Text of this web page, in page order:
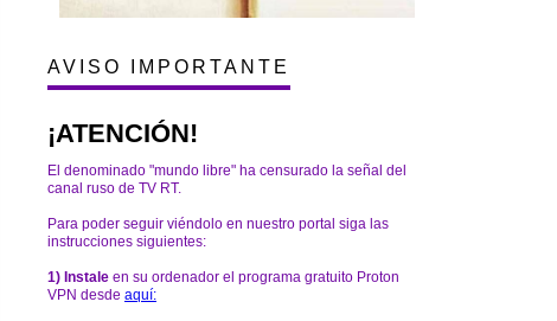
AVISO IMPORTANTE
¡ATENCIÓN!
El denominado "mundo libre" ha censurado la señal del
canal ruso de TV RT.
Para poder seguir viéndolo en nuestro portal siga las
instrucciones siguientes:
1) Instale en su ordenador el programa gratuito Proton
VPN desde aquí: